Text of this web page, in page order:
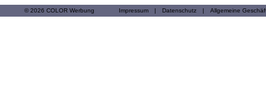
© 2026 COLOR Werbung Impressum | Datenschutz | Allgemeine